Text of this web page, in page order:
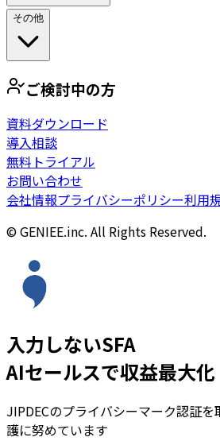
その他
ご検討中の方
資料ダウンロード
導入相談
無料トライアル
お問い合わせ
会社情報プライバシーポリシー利用
© GENIEE.inc. All Rights Reserved.
入力しないSFA
AIセールスで収益最大化
JIPDECのプライバシーマーク認証
護に努めています